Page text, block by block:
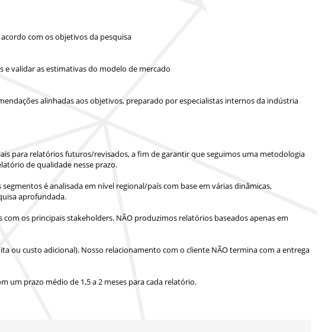
com os objetivos da pesquisa
e validar as estimativas do modelo de mercado
alinhadas aos objetivos, preparado por especialistas internos da indústria
para relatórios futuros/revisados, a fim de garantir que seguimos uma metodologia
de qualidade nesse prazo.
é analisada em nível regional/país com base em várias dinâmicas,
aprofundada.
os principais stakeholders. NÃO produzimos relatórios baseados apenas em
ou custo adicional). Nosso relacionamento com o cliente NÃO termina com a entrega
um prazo médio de 1,5 a 2 meses para cada relatório.